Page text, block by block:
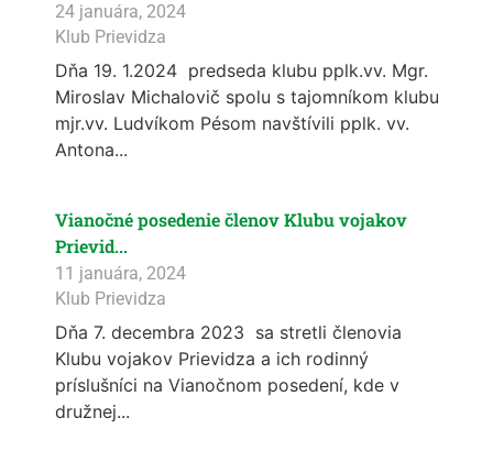
24 januára, 2024
Klub Prievidza
Dňa 19. 1.2024 predseda klubu pplk.vv. Mgr.
Miroslav Michalovič spolu s tajomníkom klubu
mjr.vv. Ludvíkom Pésom navštívili pplk. vv.
Antona...
Vianočné posedenie členov Klubu vojakov
Prievid...
11 januára, 2024
Klub Prievidza
Dňa 7. decembra 2023 sa stretli členovia
Klubu vojakov Prievidza a ich rodinný
príslušníci na Vianočnom posedení, kde v
družnej...